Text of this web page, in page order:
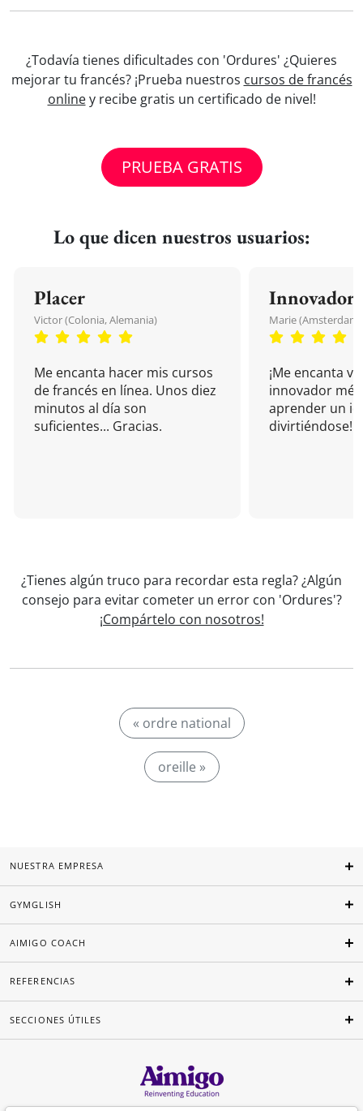
¿Todavía tienes dificultades con 'Ordures' ¿Quieres
mejorar tu francés? ¡Prueba nuestros cursos de francés
onliney recibe gratis un certificado de nivel!
PRUEBA GRATIS
Lo que dicen nuestros usuarios:
Placer
Victor (Colonia, Alemania)
Me encanta hacer mis cursos
de francés en línea. Unos diez
minutos al día son
suficientes... Gracias.
Innovador
Marie (Amsterdam,
¡Me encanta
innovador
aprender un
divirtiéndose!
¿Tienes algún truco para recordar esta regla? ¿Algún
consejo para evitar cometer un error con 'Ordures'?
¡Compártelo con nosotros!
« ordre national
oreille »
NUESTRA EMPRESA
GYMGLISH
AIMIGO COACH
REFERENCIAS
SECCIONES ÚTILES